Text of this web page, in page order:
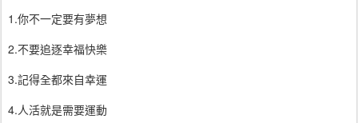
1.你不一定要有夢想
2.不要追逐幸福快樂
3.記得全都來自幸運
4.人活就是需要運動